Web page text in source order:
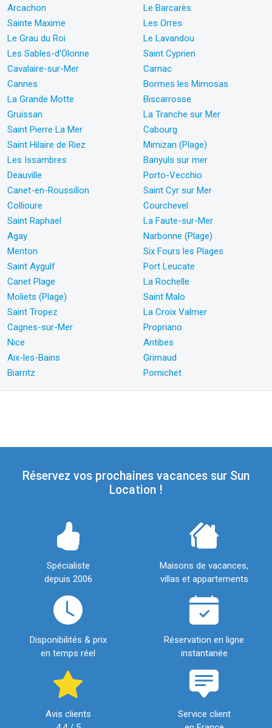
Arcachon
Le Barcarès
Sainte Maxime
Les Orres
Le Grau du Roi
Le Lavandou
Les Sables-d'Olonne
Saint Cyprien
Cavalaire-sur-Mer
Carnac
Cannes
Bormes les Mimosas
La Grande Motte
Biscarrosse
Gruissan
La Tranche sur Mer
Saint Pierre La Mer
Cabourg
Saint Hilaire de Riez
Mimizan (Plage)
Les Issambres
Banyuls sur mer
Deauville
Porto-Vecchio
Canet-en-Roussillon
Saint Cyr sur Mer
Collioure
Courchevel
Saint Raphael
La Faute-sur-Mer
Agay
Narbonne (Plage)
Menton
Six Fours les Plages
Saint Aygulf
Port Leucate
Canet Plage
La Rochelle
Moliets (Plage)
Saint Malo
Saint Tropez
La Croix Valmer
Cagnes-sur-Mer
Propriano
Nice
Antibes
Aix-les-Bains
Grimaud
Biarritz
Pornichet
Réservez vos prochaines vacances sur Sun
Location !
Spécialiste
depuis 2006
Maisons de vacances,
villas et appartements
Disponibilités & prix
en temps réel
Réservation en ligne
instantanée
Avis clients
Service client